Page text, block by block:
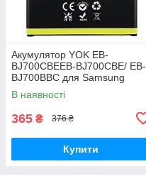
Акумулятор YOK EB-
BJ700CBEEB-BJ700CBE/ EB-
BJ700BBC для Samsung
J700/ J700H/ J700F/ J701/ J7
(2015)/ J4 (2018)/ J400
В наявності
365 ₴ 376 ₴
Купити